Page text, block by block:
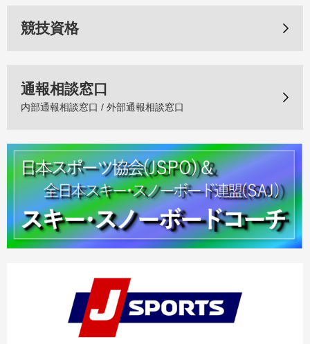
競技資格
通報相談窓口
内部通報相談窓口 / 外部通報相談窓口